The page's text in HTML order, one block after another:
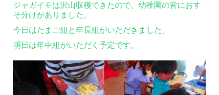
ジャガイモは沢山収穫できたので、幼稚園の皆におす
そ分けがありました。
今日はたまご組と年長組がいただきました。
明日は年中組がいただく予定です。